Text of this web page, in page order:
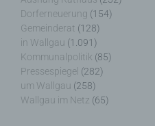
Dorferneuerung (154)
Gemeinderat (128)
in Wallgau (1.091)
Kommunalpolitik (85)
Pressespiegel (282)
um Wallgau (258)
Wallgau im Netz (65)
j) Dritter
Dritter ist eine
Behörde, Einrichtung